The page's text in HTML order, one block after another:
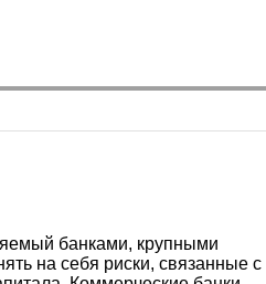
банками, крупными
на себя риски, связанные с